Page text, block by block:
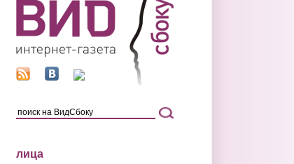
лица